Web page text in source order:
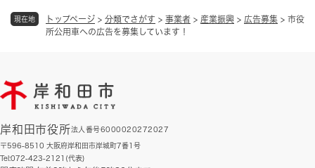
現在地 トップページ > 分類でさがす > 事業者 > 産業振興 > 広告募集 > 市役
所公用車への広告を募集しています！
岸和田市役所法人番号6000020272027
〒596-8510 大阪府岸和田市岸城町7番1号
Tel:072-423-2121(代表)